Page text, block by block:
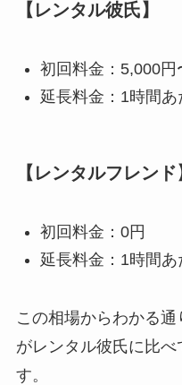
【レンタル彼氏】
初回料金：5,000円
延長料金：1時間
【レンタルフレンド
初回料金：0円
延長料金：1時間
この相場からわかる
がレンタル彼氏に比
す。